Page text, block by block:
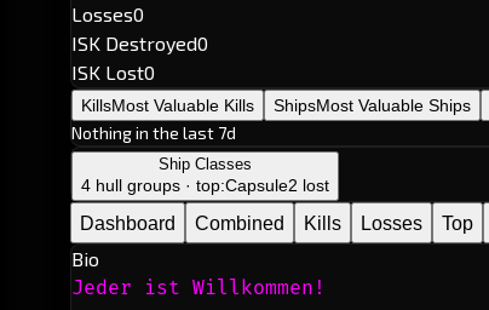
Losses0
ISK Destroyed0
ISK Lost0
KillsMost Valuable Kills ShipsMost Valuable Ships
Nothing in the last 7d
Ship Classes
4 hull groups · top:Capsule2 lost
Dashboard Combined Kills Losses Top
Bio
Jeder ist Willkommen!